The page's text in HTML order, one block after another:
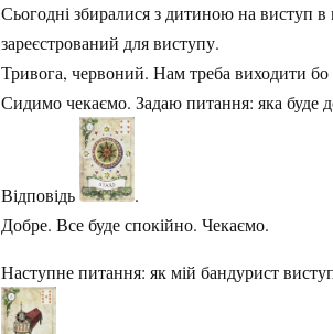
Сьогодні збиралися з дитиною на виступ
зареєстрований для виступу.
Тривога, червоний. Нам треба виходити бо
Сидимо чекаємо. Задаю питання: яка буде
Відповідь
.
Добре. Все буде спокійно. Чекаємо.
Наступне питання: як мій бандурист